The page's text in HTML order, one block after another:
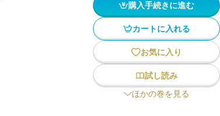
購入手続きに進む
カートに入れる
お気に入り
試し読み
ほかの巻を見る